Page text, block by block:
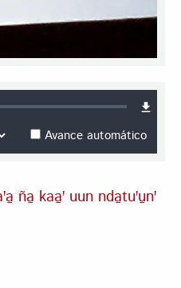
:
Avance automático
ña̱ kaa̱ꞌ uun nda̱tuꞌu̱nꞌ